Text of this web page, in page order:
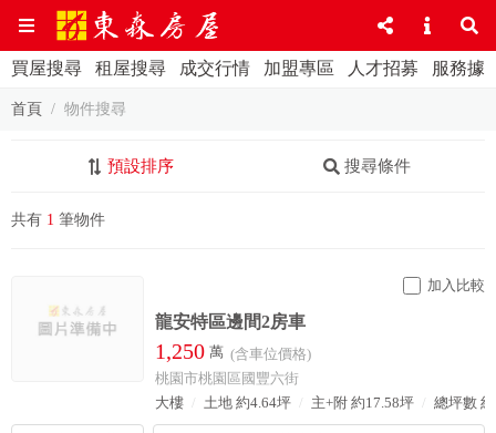
買屋搜尋 租屋搜尋 成交行情 加盟專區 人才招募 服務據
首頁 物件搜尋
預設排序 搜尋條件
共有 1 筆物件
加入比較
龍安特區邊間2房車
1,250 萬 (含車位價格)
桃園市桃園區國豐六街
大樓
土地 約4.64坪 主+附 約17.58坪 總坪數